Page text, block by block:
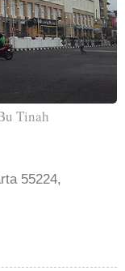
Tinah
55224,